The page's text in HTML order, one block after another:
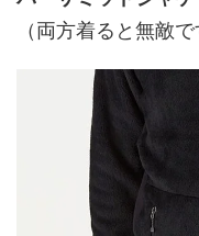
（両方着ると無敵